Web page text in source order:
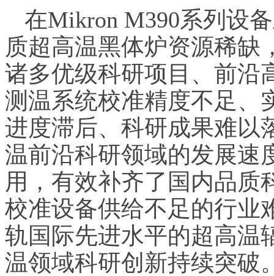
在Mikron M390系列设
质超高温黑体炉资源稀缺
诸多优级科研项目、前沿
测温系统校准精度不足、
进度滞后、科研成果难以
温前沿科研领域的发展速
用，有效补齐了国内品质
校准设备供给不足的行业
轨国际先进水平的超高温
温领域科研创新持续突破